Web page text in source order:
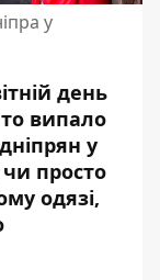
у
день
випало
у
просто
одязі,